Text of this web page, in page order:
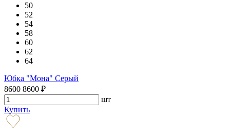
50
52
54
58
60
62
64
Юбка "Мона" Серый
8600 8600 ₽
шт
Купить